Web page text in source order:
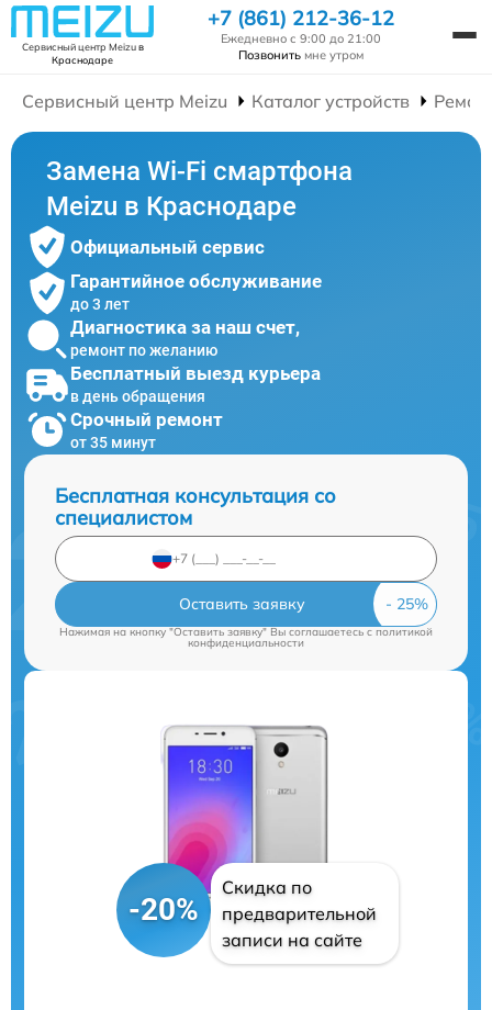
Сервисный центр Meizuв
Краснодаре
+7 (861) 212-36-12
Ежедневно с 9:00 до 21:00
Позвонить мне утром
Сервисный центр Meizu Каталог устройств
Замена Wi-Fi смартфона
Meizu в Краснодаре
Официальный сервис
Гарантийное обслуживание
до 3 лет
Диагностика за наш счет,
ремонт по желанию
Бесплатный выезд курьера
в день обращения
Срочный ремонт
от 35 минут
Бесплатная консультация со
специалистом
Оставить заявку
Нажимая на кнопку "Оставить заявку" Вы соглашаетесь cполитикой
конфиденциальности
-20%
Скидка по
предварительной
записи на сайте